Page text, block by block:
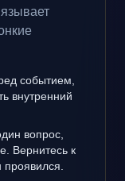
событием,
внутренний
вопрос,
Вернитесь к